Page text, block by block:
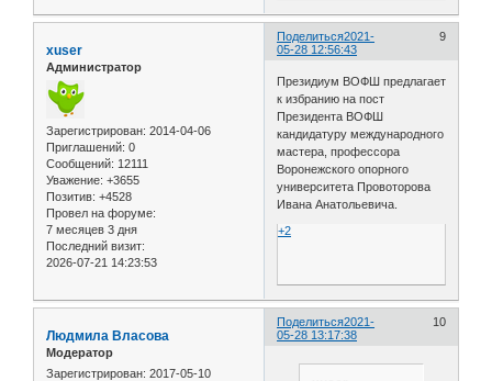
Поделиться 9
2021-
05-28 12:56:43
xuser
Администратор
Зарегистрирован: 2014-04-06
Приглашений: 0
Сообщений: 12111
Уважение: +3655
Позитив: +4528
Провел на форуме:
7 месяцев 3 дня
Последний визит:
2026-07-21 14:23:53
Президиум ВОФШ предлагает
к избранию на пост
Президента ВОФШ
кандидатуру международного
мастера, профессора
Воронежского опорного
университета Провоторова
Ивана Анатольевича.
+2
Поделиться 10
2021-
05-28 13:17:38
Людмила Власова
Модератор
Зарегистрирован: 2017-05-10